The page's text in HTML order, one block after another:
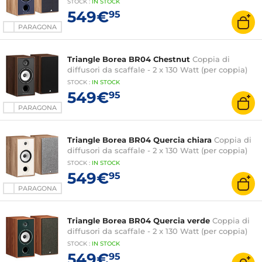
PARAGONA
IN STOCK
549€95
PARAGONA
Triangle Borea BR04 Chestnut Coppia di
diffusori da scaffale - 2 x 130 Watt (per coppia)
STOCK : IN STOCK
549€95
PARAGONA
Triangle Borea BR04 Quercia chiara Coppia di
diffusori da scaffale - 2 x 130 Watt (per coppia)
STOCK : IN STOCK
549€95
Triangle Borea BR04 Quercia verde Coppia di
diffusori da scaffale - 2 x 130 Watt (per coppia)
STOCK : IN STOCK
95